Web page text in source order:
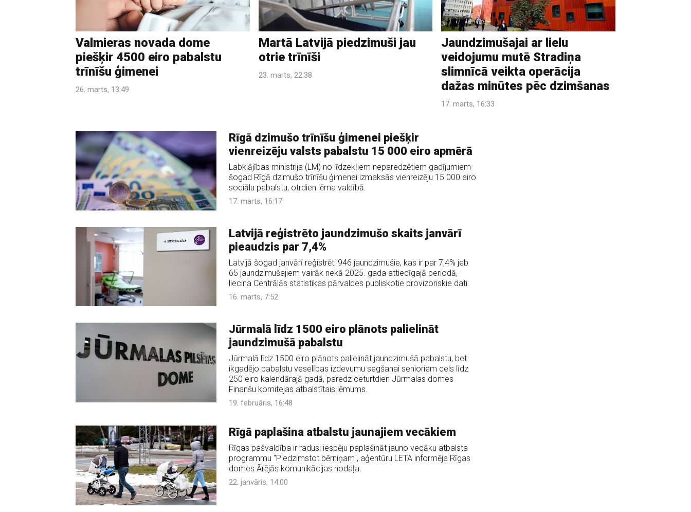
Valmieras novada dome
piešķir 4500 eiro pabalstu
trīnīšu ģimenei
26. marts, 13:49
Martā Latvijā piedzimuši jau
otrie trīnīši
23. marts, 22:38
Jaundzimušajai ar lielu
veidojumu mutē Stradiņa
slimnīcā veikta operācija
dažas minūtes pēc dzimšanas
17. marts, 16:33
Rīgā dzimušo trīnīšu ģimenei piešķir
vienreizēju valsts pabalstu 15 000 eiro apmērā
Labklājības ministrija (LM) no līdzekļiem neparedzētiem gadījumiem
šogad Rīgā dzimušo trīnīšu ģimenei izmaksās vienreizēju 15 000 eiro
sociālu pabalstu, otrdien lēma valdībā.
17. marts, 16:17
Latvijā reģistrēto jaundzimušo skaits janvārī
pieaudzis par 7,4%
Latvijā šogad janvārī reģistrēti 946 jaundzimušie, kas ir par 7,4% jeb
65 jaundzimušajiem vairāk nekā 2025. gada attiecīgajā periodā,
liecina Centrālās statistikas pārvaldes publiskotie provizoriskie dati.
16. marts, 7:52
Jūrmalā līdz 1500 eiro plānots palielināt
jaundzimušā pabalstu
Jūrmalā līdz 1500 eiro plānots palielināt jaundzimušā pabalstu, bet
ikgadējo pabalstu veselības izdevumu segšanai senioriem cels līdz
250 eiro kalendārajā gadā, paredz ceturtdien Jūrmalas domes
Finanšu komitejas atbalstītais lēmums.
19. februāris, 16:48
Rīgā paplašina atbalstu jaunajiem vecākiem
Rīgas pašvaldība ir radusi iespēju paplašināt jauno vecāku atbalsta
programmu "Piedzimstot bērniņam", aģentūru LETA informēja Rīgas
domes Ārējās komunikācijas nodaļa.
22. janvāris, 14:00